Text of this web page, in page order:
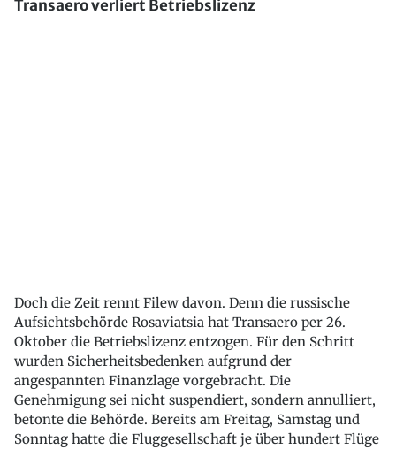
Transaero verliert Betriebslizenz
Doch die Zeit rennt Filew davon. Denn die russische
Aufsichtsbehörde Rosaviatsia hat Transaero per 26.
Oktober die Betriebslizenz entzogen. Für den Schritt
wurden Sicherheitsbedenken aufgrund der
angespannten Finanzlage vorgebracht. Die
Genehmigung sei nicht suspendiert, sondern annulliert,
betonte die Behörde. Bereits am Freitag, Samstag und
Sonntag hatte die Fluggesellschaft je über hundert Flüge